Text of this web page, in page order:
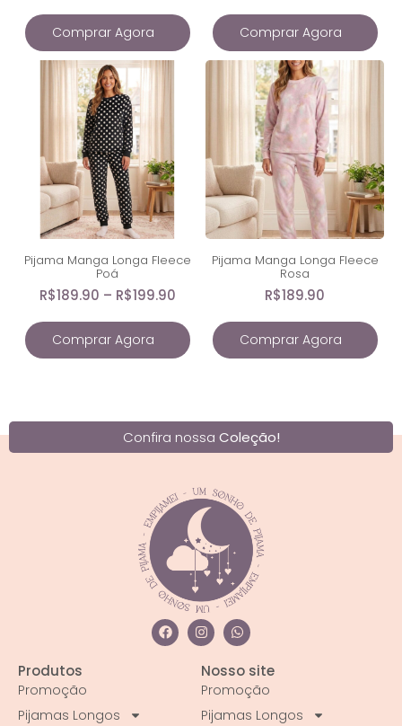
Comprar Agora Comprar Agora
Pijama Manga Longa Fleece
Poá
R$189.90 – R$199.90
Comprar Agora
Pijama Manga Longa Fleece
Rosa
R$189.90
Comprar Agora
Confira nossa Coleção!
Produtos
Promoção
Pijamas Longos
Nosso site
Promoção
Pijamas Longos